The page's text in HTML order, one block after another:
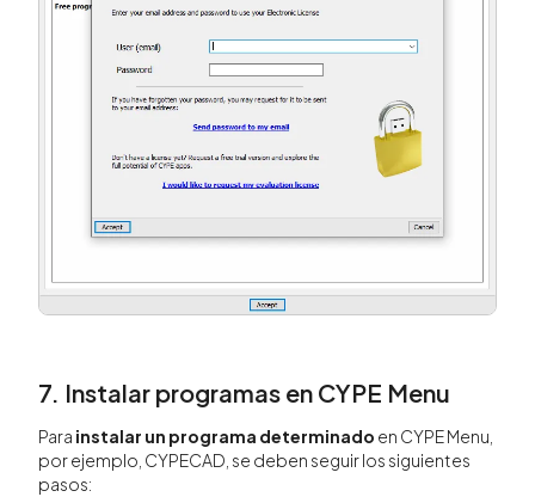
7. Instalar programas en CYPE Menu
Para instalar un programa determinado en CYPE Menu,
por ejemplo, CYPECAD, se deben seguir los siguientes
pasos: